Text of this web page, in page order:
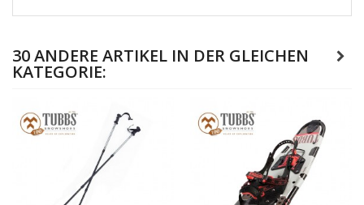
30 ANDERE ARTIKEL IN DER GLEICHEN
KATEGORIE: